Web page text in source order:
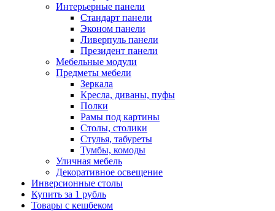
Интерьерные панели
Стандарт панели
Эконом панели
Ливерпуль панели
Президент панели
Мебельные модули
Предметы мебели
Зеркала
Кресла, диваны, пуфы
Полки
Рамы под картины
Столы, столики
Стулья, табуреты
Тумбы, комоды
Уличная мебель
Декоративное освещение
Инверсионные столы
Купить за 1 рубль
Товары с кешбеком